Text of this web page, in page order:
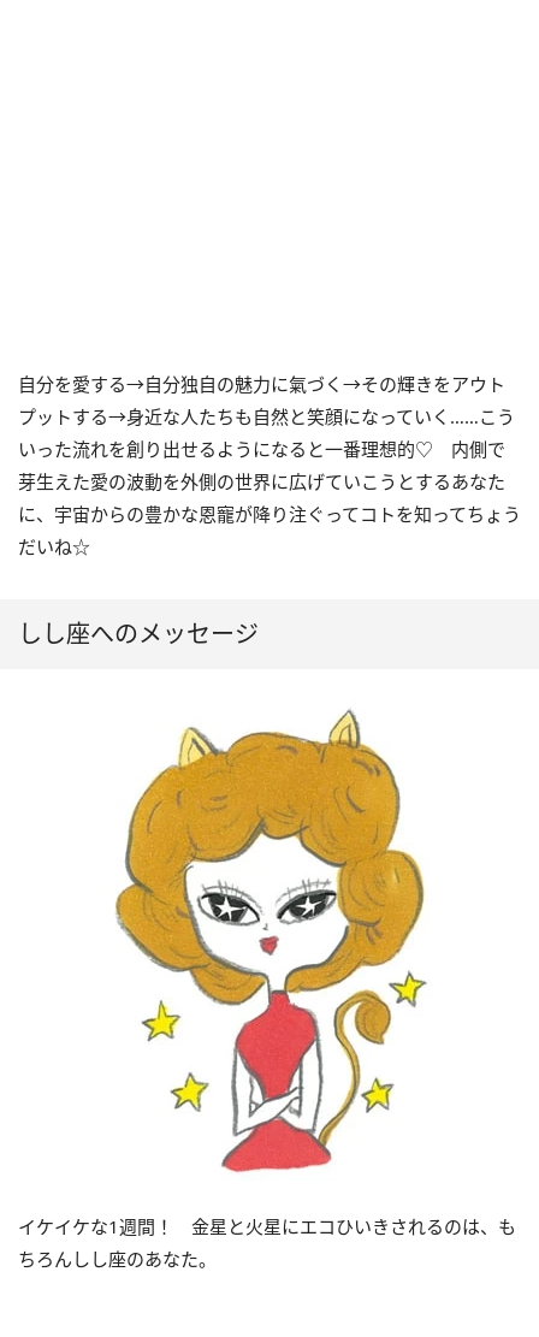
自分を愛する→自分独自の魅力に氣づく→その輝きをアウト
プットする→身近な人たちも自然と笑顔になっていく……こう
いった流れを創り出せるようになると一番理想的♡ 内側で
芽生えた愛の波動を外側の世界に広げていこうとするあなた
に、宇宙からの豊かな恩寵が降り注ぐってコトを知ってちょう
だいね☆
しし座へのメッセージ
イケイケな1週間！ 金星と火星にエコひいきされるのは、も
ちろんしし座のあなた。